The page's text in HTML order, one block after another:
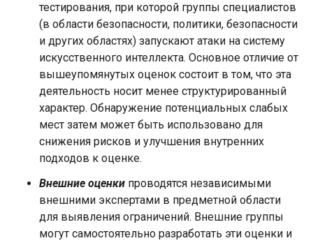
тестирования, при которой группы специалистов
(в области безопасности, политики, безопасности
и других областях) запускают атаки на систему
искусственного интеллекта. Основное отличие от
вышеупомянутых оценок состоит в том, что эта
деятельность носит менее структурированный
характер. Обнаружение потенциальных слабых
мест затем может быть использовано для
снижения рисков и улучшения внутренних
подходов к оценке.
Внешние оценки проводятся независимыми
внешними экспертами в предметной области
для выявления ограничений. Внешние группы
могут самостоятельно разработать эти оценки и